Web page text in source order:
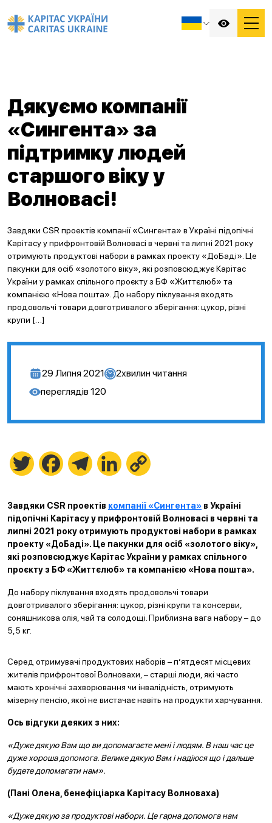
Дякуємо компанії
«Сингента» за
підтримку людей
старшого віку у
Волновасі!
Завдяки CSR проектів компанії «Сингента» в Україні підопічні
Карітасу у прифронтовій Волновасі в червні та липні 2021 року
отримують продуктові набори в рамках проекту «ДоБаді». Це
пакунки для осіб «золотого віку», які розповсюджує Карітас
України у рамках спільного проєкту з БФ «Життєлюб» та
компанією «Нова пошта». До набору піклування входять
продовольчі товари довготривалого зберігання: цукор, різні
крупи […]
29 Липня 2021 2хвилин читання
переглядів 120
Twitter FacebookTelegramLinkedIn
Завдяки CSR проектів компанії «Сингента» в Україні
підопічні Карітасу у прифронтовій Волновасі в червні та
липні 2021 року отримують продуктові набори в рамках
проекту «ДоБаді». Це пакунки для осіб «золотого віку»,
які розповсюджує Карітас України у рамках спільного
проєкту з БФ «Життєлюб» та компанією «Нова пошта».
До набору піклування входять продовольчі товари
довготривалого зберігання: цукор, різні крупи та консерви,
соняшникова олія, чай та солодощі. Приблизна вага набору – до
5,5 кг.
Серед отримувачі продуктових наборів – п’ятдесят місцевих
жителів прифронтової Волновахи, – старші люди, які часто
мають хронічні захворювання чи інвалідність, отримують
мізерну пенсію, якої не вистачає навіть на продукти харчування.
Ось відгуки деяких з них:
«Дуже дякую Вам що ви допомагаєте мені і людям. В наш час це
дуже хороша допомога. Велике дякую Вам і надіюся що і дальше
будете допомагати нам».
(Пані Олена, бенефіціарка Карітасу Волноваха)
«Дуже дякую за продуктові набори. Це гарна допомога нам